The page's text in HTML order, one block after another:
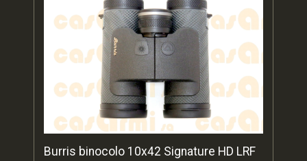
Burris binocolo 10x42 Signature HD LRF